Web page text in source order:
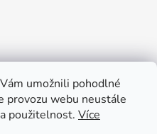
umožnili pohodlné
provozu webu neustále
použitelnost. Více